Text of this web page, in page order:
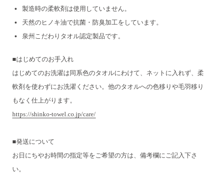
製造時の柔軟剤は使用していません。
天然のヒノキ油で抗菌・防臭加工をしています。
泉州こだわりタオル認定製品です。
■はじめてのお手入れ
はじめてのお洗濯は同系色のタオルにわけて、ネットに入れず、柔
軟剤を使わずにお洗濯ください。 他のタオルへの色移りや毛羽移り
もなく仕上がります。
https://shinko-towel.co.jp/care/
■発送について
お日にちやお時間の指定等をご希望の方は、備考欄にご記入下さ
い。